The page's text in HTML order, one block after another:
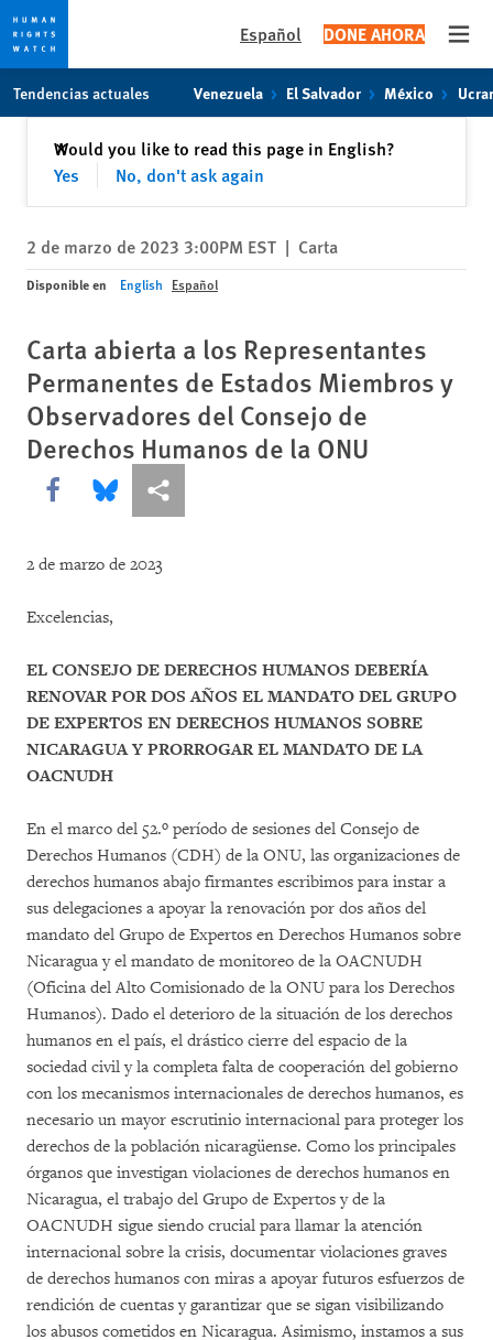
content
Español DONE AHORA
Tendencias actuales Venezuela El Salvador México
Would you like to read this page in English?
Yes
No, don't ask again
✕Cerrar
2 de marzo de 2023 3:00PM EST | Carta
Disponible en English Español
Carta abierta a los Representantes
Permanentes de Estados Miembros y
Observadores del Consejo de
Derechos Humanos de la ONU
Share this via Facebook
Share this via Bluesky
Share this via Compartir
2 de marzo de 2023
Excelencias,
EL CONSEJO DE DERECHOS HUMANOS DEBERÍA
RENOVAR POR DOS AÑOS EL MANDATO DEL GRUPO
DE EXPERTOS EN DERECHOS HUMANOS SOBRE
NICARAGUA Y PRORROGAR EL MANDATO DE LA
OACNUDH
En el marco del 52.º período de sesiones del Consejo de
Derechos Humanos (CDH) de la ONU, las organizaciones de
derechos humanos abajo firmantes escribimos para instar a
sus delegaciones a apoyar la renovación por dos años del
mandato del Grupo de Expertos en Derechos Humanos sobre
Nicaragua y el mandato de monitoreo de la OACNUDH
(Oficina del Alto Comisionado de la ONU para los Derechos
Humanos). Dado el deterioro de la situación de los derechos
humanos en el país, el drástico cierre del espacio de la
sociedad civil y la completa falta de cooperación del gobierno
con los mecanismos internacionales de derechos humanos, es
necesario un mayor escrutinio internacional para proteger los
derechos de la población nicaragüense. Como los principales
órganos que investigan violaciones de derechos humanos en
Nicaragua, el trabajo del Grupo de Expertos y de la
OACNUDH sigue siendo crucial para llamar la atención
internacional sobre la crisis, documentar violaciones graves
de derechos humanos con miras a apoyar futuros esfuerzos de
rendición de cuentas y garantizar que se sigan visibilizando
los abusos cometidos en Nicaragua. Asimismo, instamos a sus